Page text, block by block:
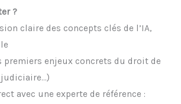
?
claire des concepts clés de l’IA,
premiers enjeux concrets du droit de
judiciaire…)
avec une experte de référence :